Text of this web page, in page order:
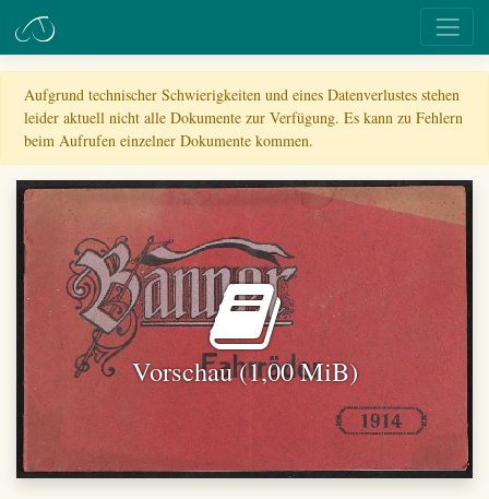
Aufgrund technischer Schwierigkeiten und eines Datenverlustes stehen
leider aktuell nicht alle Dokumente zur Verfügung. Es kann zu Fehlern
beim Aufrufen einzelner Dokumente kommen.
Vorschau (1,00 MiB)